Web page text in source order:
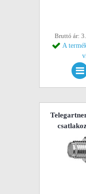
Bruttó ár:
A